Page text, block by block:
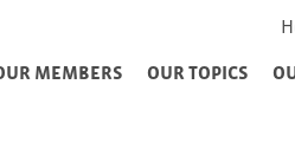
MEMBERS OUR TOPICS